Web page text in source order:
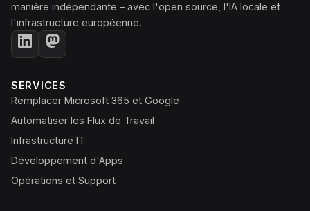
manière indépendante – avec l'open source, l'IA locale et
l'infrastructure européenne.
SERVICES
Remplacer Microsoft 365 et Google
Automatiser les Flux de Travail
Infrastructure IT
Développement d'Apps
Opérations et Support